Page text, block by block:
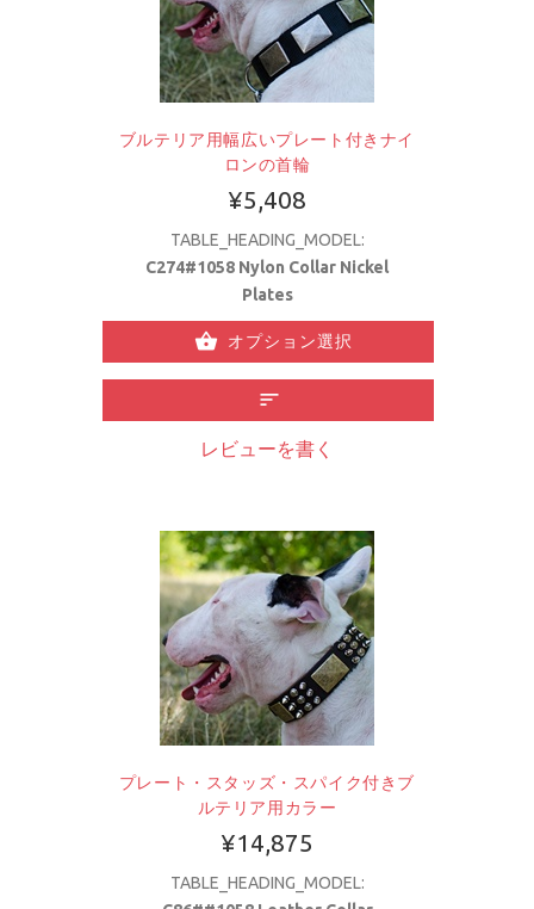
ブルテリア用幅広いプレート付きナイ
ロンの首輪
¥5,408
TABLE_HEADING_MODEL:
C274#1058 Nylon Collar Nickel
Plates
オプション選択
レビューを書く
プレート・スタッズ・スパイク付きブ
ルテリア用カラー
¥14,875
TABLE_HEADING_MODEL: